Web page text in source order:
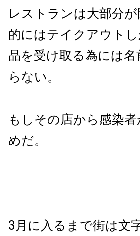
レストランは大部分
的にはテイクアウト
品を受け取る為には
らない。
もしその店から感染
めだ。
3月に入るまで街は文